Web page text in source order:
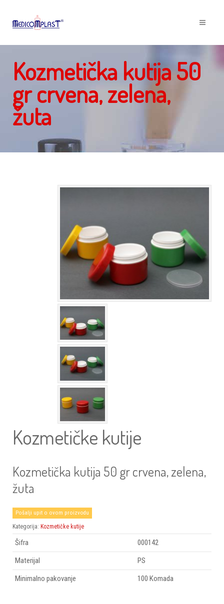
Kozmetička kutija 50
gr crvena, zelena,
žuta
Kozmetičke kutije
Kozmetička kutija 50 gr crvena, zelena,
žuta
Pošalji upit o ovom proizvodu
Kategorija: Kozmetičke kutije
Šifra
000142
Materijal
PS
Minimalno pakovanje
100 Komada